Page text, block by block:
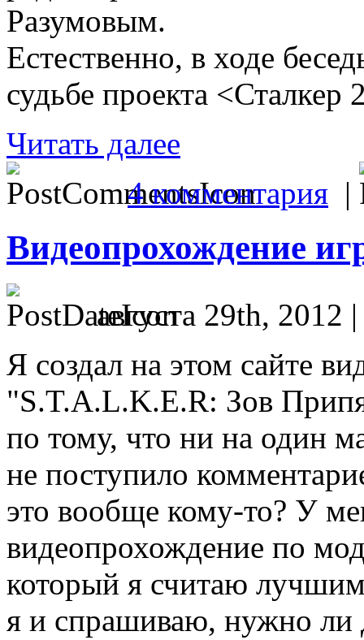
Разумовым.
Естественно, в ходе
судьбе проекта <Сталкер
Читать далее
4 комментария |
Видеопрохождение
августа 29th, 2012
Я создал на этом сайте
"S.T.A.L.K.E.R: Зов
по тому, что ни на один
не поступило
это вообще кому-то? У
видеопрохождение по
который я считаю
я и спрашиваю, нужно ли